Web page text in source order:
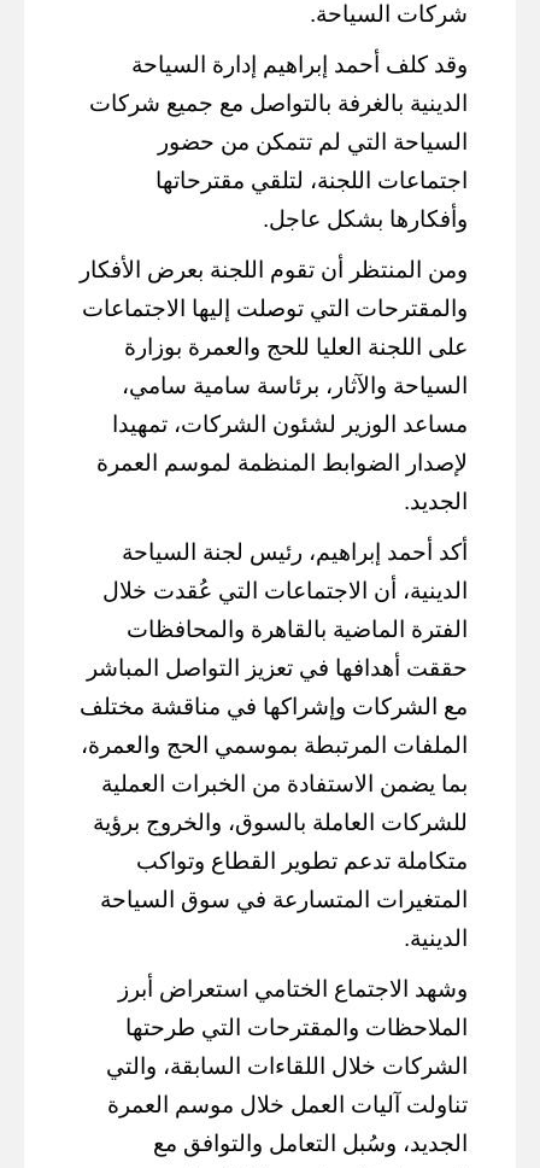
شركات السياحة.
وقد كلف أحمد إبراهيم إدارة السياحة
الدينية بالغرفة بالتواصل مع جميع شركات
السياحة التي لم تتمكن من حضور
اجتماعات اللجنة، لتلقي مقترحاتها
وأفكارها بشكل عاجل.
ومن المنتظر أن تقوم اللجنة بعرض الأفكار
والمقترحات التي توصلت إليها الاجتماعات
على اللجنة العليا للحج والعمرة بوزارة
السياحة والآثار، برئاسة سامية سامي،
مساعد الوزير لشئون الشركات، تمهيدا
لإصدار الضوابط المنظمة لموسم العمرة
الجديد.
أكد أحمد إبراهيم، رئيس لجنة السياحة
الدينية، أن الاجتماعات التي عُقدت خلال
الفترة الماضية بالقاهرة والمحافظات
حققت أهدافها في تعزيز التواصل المباشر
مع الشركات وإشراكها في مناقشة مختلف
الملفات المرتبطة بموسمي الحج والعمرة،
بما يضمن الاستفادة من الخبرات العملية
للشركات العاملة بالسوق، والخروج برؤية
متكاملة تدعم تطوير القطاع وتواكب
المتغيرات المتسارعة في سوق السياحة
الدينية.
وشهد الاجتماع الختامي استعراض أبرز
الملاحظات والمقترحات التي طرحتها
الشركات خلال اللقاءات السابقة، والتي
تناولت آليات العمل خلال موسم العمرة
الجديد، وسُبل التعامل والتوافق مع